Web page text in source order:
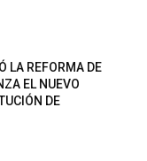
LA REFORMA DE
EL NUEVO
DE